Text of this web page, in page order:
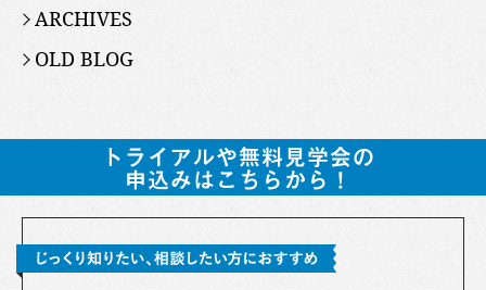
ARCHIVES
OLD BLOG